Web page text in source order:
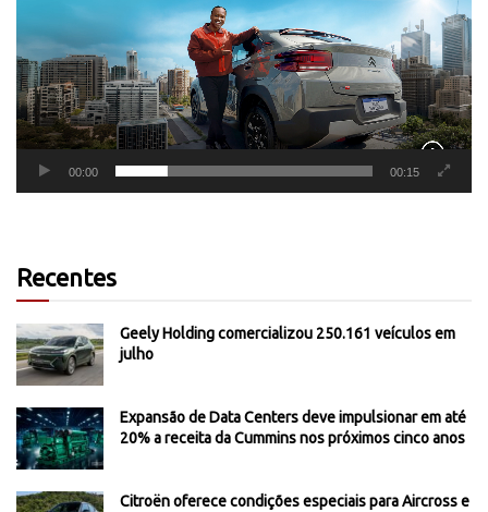
00:00 00:15
Recentes
Geely Holding comercializou 250.161 veículos em
julho
Expansão de Data Centers deve impulsionar em até
20% a receita da Cummins nos próximos cinco anos
Citroën oferece condições especiais para Aircross e